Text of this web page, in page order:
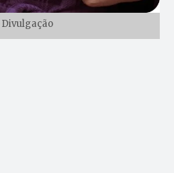
Divulgação